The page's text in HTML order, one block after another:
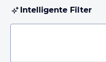
Intelligente Filter